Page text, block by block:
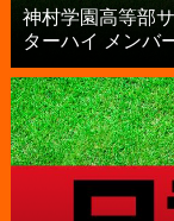
神村学園高等部
ターハイ メンバ